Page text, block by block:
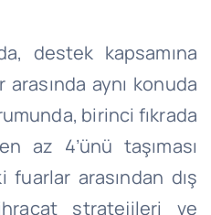
destek kapsamına
aynı konuda
birinci fıkrada
az 4’ünü taşıması
arasından dış
stratejileri ve